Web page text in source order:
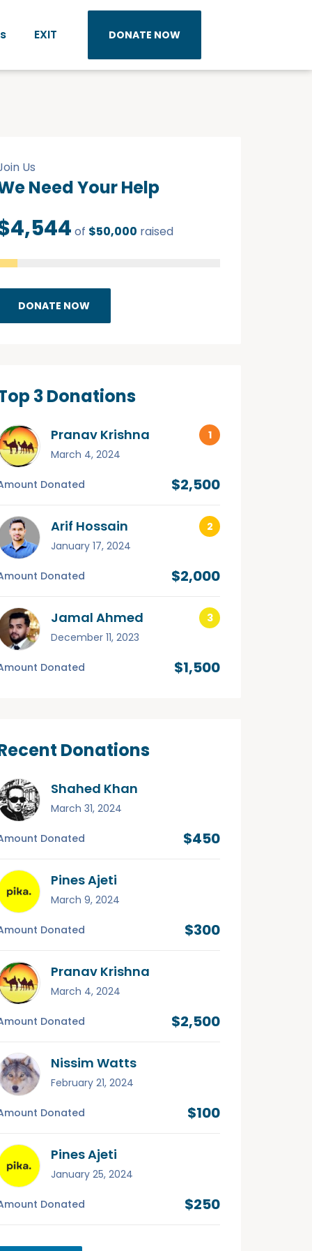
EXIT DONATE NOW
Us
Need Your Help
of $50,000 raised
DONATE NOW
3 Donations
Pranav Krishna
March 4, 2024
Donated $2,500
Arif Hossain
January 17, 2024
Donated $2,000
Jamal Ahmed
December 11, 2023
Donated $1,500
Donations
Shahed Khan
March 31, 2024
Donated $450
Pines Ajeti
March 9, 2024
Donated $300
Pranav Krishna
March 4, 2024
Donated $2,500
Nissim Watts
February 21, 2024
Donated $100
Pines Ajeti
January 25, 2024
Donated $250